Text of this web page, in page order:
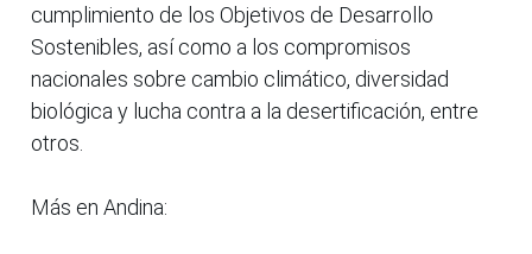
cumplimiento de los Objetivos de Desarrollo
Sostenibles, así como a los compromisos
nacionales sobre cambio climático, diversidad
biológica y lucha contra a la desertificación, entre
otros.
Más en Andina: